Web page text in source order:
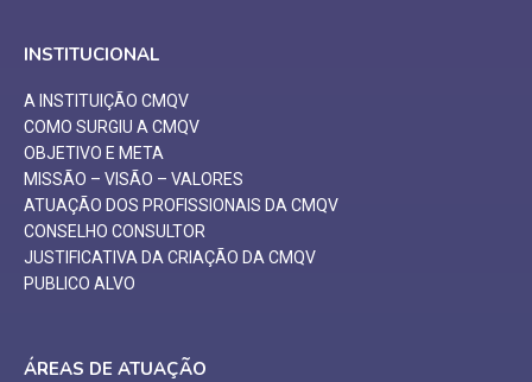
INSTITUCIONAL
A INSTITUIÇÃO CMQV
COMO SURGIU A CMQV
OBJETIVO E META
MISSÃO – VISÃO – VALORES
ATUAÇÃO DOS PROFISSIONAIS DA CMQV
CONSELHO CONSULTOR
JUSTIFICATIVA DA CRIAÇÃO DA CMQV
PUBLICO ALVO
ÁREAS DE ATUAÇÃO